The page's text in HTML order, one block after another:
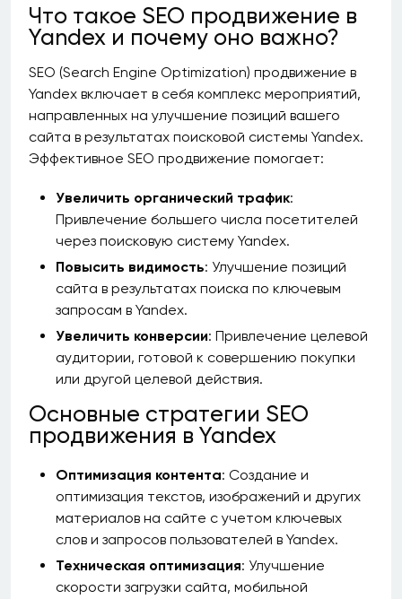
Что такое SEO продвижение в
Yandex и почему оно важно?
SEO (Search Engine Optimization) продвижение в
Yandex включает в себя комплекс мероприятий,
направленных на улучшение позиций вашего
сайта в результатах поисковой системы Yandex.
Эффективное SEO продвижение помогает:
Увеличить органический трафик:
Привлечение большего числа посетителей
через поисковую систему Yandex.
Повысить видимость: Улучшение позиций
сайта в результатах поиска по ключевым
запросам в Yandex.
Увеличить конверсии: Привлечение целевой
аудитории, готовой к совершению покупки
или другой целевой действия.
Основные стратегии SEO
продвижения в Yandex
Оптимизация контента: Создание и
оптимизация текстов, изображений и других
материалов на сайте с учетом ключевых
слов и запросов пользователей в Yandex.
Техническая оптимизация: Улучшение
скорости загрузки сайта, мобильной